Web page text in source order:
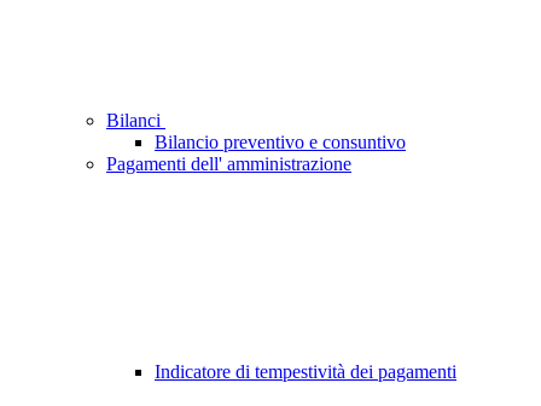
Bilanci
Bilancio preventivo e consuntivo
Pagamenti dell' amministrazione
Indicatore di tempestività dei pagamenti